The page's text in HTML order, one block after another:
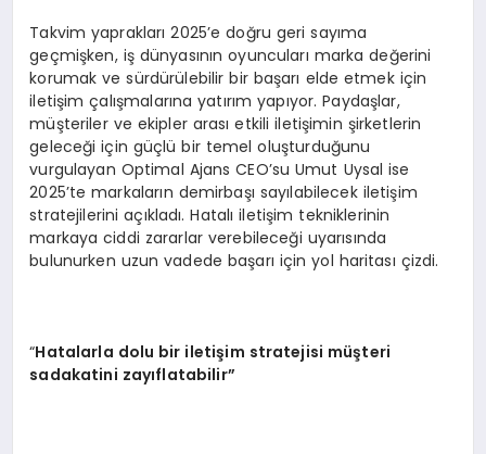
Takvim yaprakları 2025’e doğru geri sayıma
geçmişken, iş dünyasının oyuncuları marka değerini
korumak ve sürdürülebilir bir başarı elde etmek için
iletişim çalışmalarına yatırım yapıyor. Paydaşlar,
müşteriler ve ekipler arası etkili iletişimin şirketlerin
geleceği için güçlü bir temel oluşturduğunu
vurgulayan Optimal Ajans CEO’su Umut Uysal ise
2025’te markaların demirbaşı sayılabilecek iletişim
stratejilerini açıkladı. Hatalı iletişim tekniklerinin
markaya ciddi zararlar verebileceği uyarısında
bulunurken uzun vadede başarı için yol haritası çizdi.
“Hatalarla dolu bir iletişim stratejisi müşteri
sadakatini zayıflatabilir”